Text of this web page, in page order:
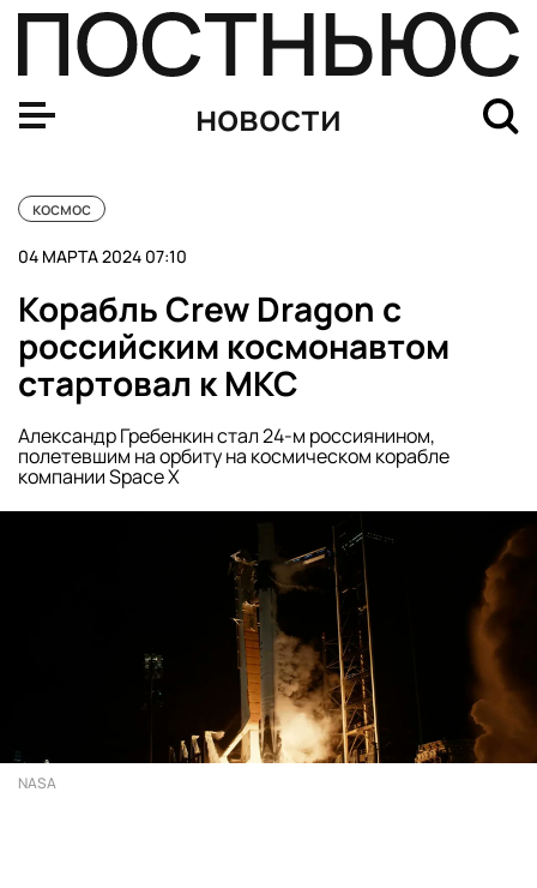
новости
космос
04 МАРТА 2024 07:10
Корабль Crew Dragon с
российским космонавтом
стартовал к МКС
Александр Гребенкин стал 24-м россиянином,
полетевшим на орбиту на космическом корабле
компании Space X
NASA
Корабль «Прогресс МС-24» отстыковали от МКС и